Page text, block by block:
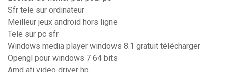
Sfr tele sur ordinateur
Meilleur jeux android hors ligne
Tele sur pc sfr
Windows media player windows 8.1 gratuit télécharger
Opengl pour windows 7 64 bits